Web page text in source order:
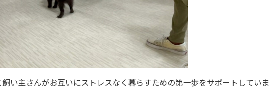
い主さんがお互いにストレスなく暮らすための第一歩をサポートしていま